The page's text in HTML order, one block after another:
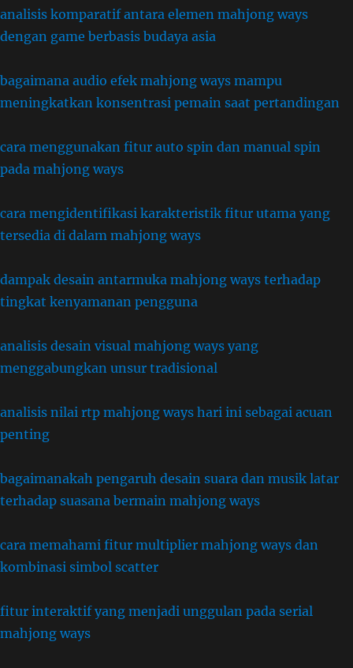
analisis komparatif antara elemen mahjong ways
dengan game berbasis budaya asia
bagaimana audio efek mahjong ways mampu
meningkatkan konsentrasi pemain saat pertandingan
cara menggunakan fitur auto spin dan manual spin
pada mahjong ways
cara mengidentifikasi karakteristik fitur utama yang
tersedia di dalam mahjong ways
dampak desain antarmuka mahjong ways terhadap
tingkat kenyamanan pengguna
analisis desain visual mahjong ways yang
menggabungkan unsur tradisional
analisis nilai rtp mahjong ways hari ini sebagai acuan
penting
bagaimanakah pengaruh desain suara dan musik latar
terhadap suasana bermain mahjong ways
cara memahami fitur multiplier mahjong ways dan
kombinasi simbol scatter
fitur interaktif yang menjadi unggulan pada serial
mahjong ways